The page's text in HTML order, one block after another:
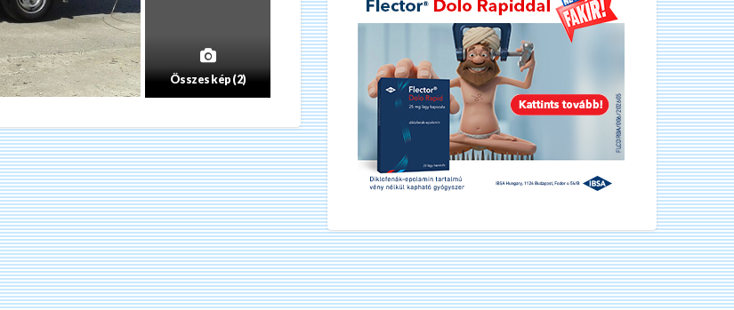
Összes kép (2)